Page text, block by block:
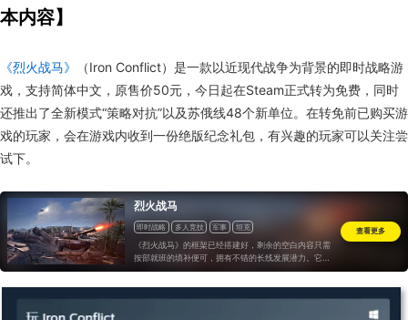
本内容】
《烈火战马》
（Iron Conflict）是一款以近现代战争为背景的即时战略游
戏，支持简体中文，原售价50元，今日起在Steam正式转为免费，同时
还推出了全新模式“策略对抗”以及苏俄线48个新单位。在转免前已购买游
戏的玩家，会在游戏内收到一份绝版纪念礼包，有兴趣的玩家可以关注尝
试下。
烈火战马
即时战略 多人竞技 军事 坦克
《烈火战马》的框架已经搭建好，剩余的空白内容只需
按部就班的填补便可，拥有不错的长线发展潜力。它为
国产游戏的发展开拓了一个新的思路，同时也是如今市
查看更多